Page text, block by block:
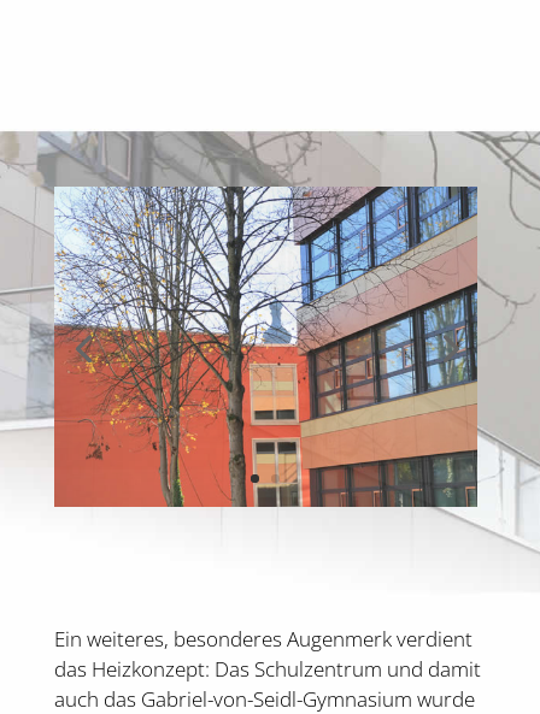
Ein weiteres, besonderes Augenmerk verdient
das Heizkonzept: Das Schulzentrum und damit
auch das Gabriel-von-Seidl-Gymnasium wurde